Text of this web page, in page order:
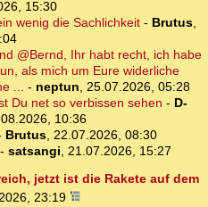
15:30
wenig die Sachlichkeit- Brutus,
@Bernd, Ihr habt recht, ich habe
als mich um Eure widerliche
... - neptun, 25.07.2026, 05:28
Du net so verbissen sehen - D-
10:36
Brutus, 22.07.2026, 08:30
- satsangi, 21.07.2026, 15:27
jetzt ist die Rakete auf dem
23:19